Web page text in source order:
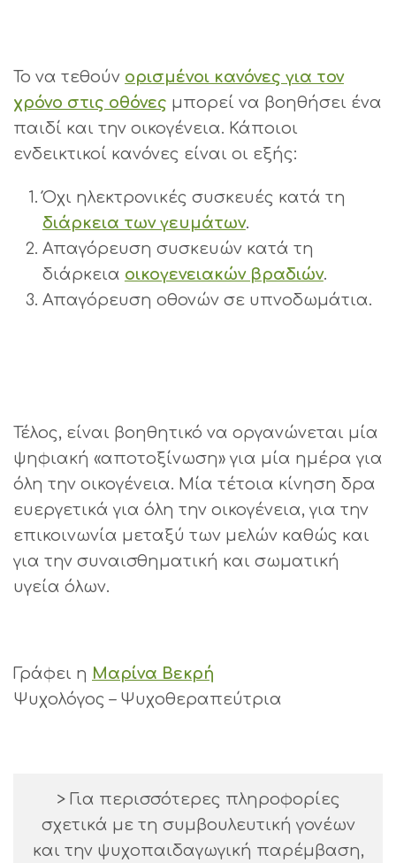
Το να τεθούν ορισμένοι κανόνες για τον
χρόνο στις οθόνες μπορεί να βοηθήσει ένα
παιδί και την οικογένεια. Κάποιοι
ενδεικτικοί κανόνες είναι οι εξής:
Όχι ηλεκτρονικές συσκευές κατά τη
διάρκεια των γευμάτων.
Απαγόρευση συσκευών κατά τη
διάρκεια οικογενειακών βραδιών.
Απαγόρευση οθονών σε υπνοδωμάτια.
Τέλος, είναι βοηθητικό να οργανώνεται μία
ψηφιακή «αποτοξίνωση» για μία ημέρα για
όλη την οικογένεια. Μία τέτοια κίνηση δρα
ευεργετικά για όλη την οικογένεια, για την
επικοινωνία μεταξύ των μελών καθώς και
για την συναισθηματική και σωματική
υγεία όλων.
Γράφει η Μαρίνα Βεκρή
Ψυχολόγος – Ψυχοθεραπεύτρια
> Για περισσότερες πληροφορίες
σχετικά με τη συμβουλευτική γονέων
και την ψυχοπαιδαγωγική παρέμβαση,